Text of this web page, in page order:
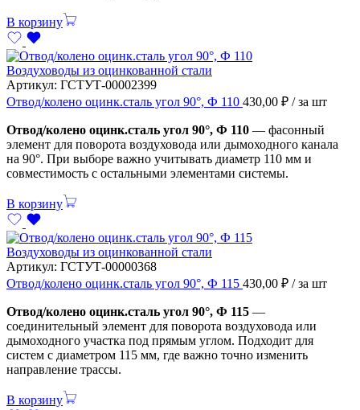
В корзину
Воздуховоды из оцинкованной стали
Артикул: ГСТУТ-00002399
Отвод/колено оцинк.сталь угол 90°, Ф 110 430,00 ₽ / за шт
Отвод/колено оцинк.сталь угол 90°, Ф 110 — фасонный
элемент для поворота воздуховода или дымоходного канала
на 90°. При выборе важно учитывать диаметр 110 мм и
совместимость с остальными элементами системы.
В корзину
Воздуховоды из оцинкованной стали
Артикул: ГСТУТ-00000368
Отвод/колено оцинк.сталь угол 90°, Ф 115 430,00 ₽ / за шт
Отвод/колено оцинк.сталь угол 90°, Ф 115 —
соединительный элемент для поворота воздуховода или
дымоходного участка под прямым углом. Подходит для
систем с диаметром 115 мм, где важно точно изменить
направление трассы.
В корзину